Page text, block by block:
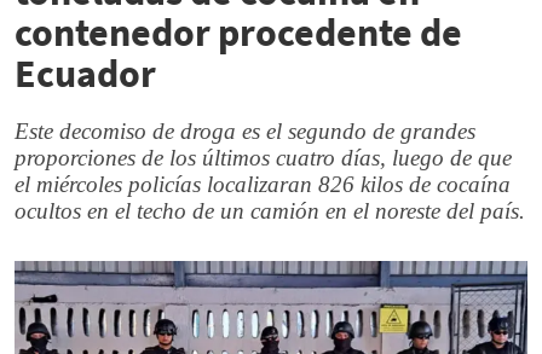
contenedor procedente de
Ecuador
Este decomiso de droga es el segundo de grandes
proporciones de los últimos cuatro días, luego de que
el miércoles policías localizaran 826 kilos de cocaína
ocultos en el techo de un camión en el noreste del país.